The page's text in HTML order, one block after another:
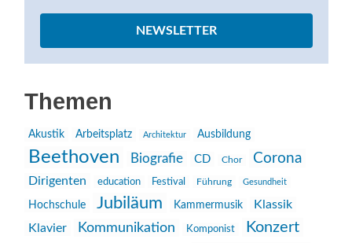
NEWSLETTER
Themen
Akustik Arbeitsplatz Architektur Ausbildung
Beethoven Biografie CD Chor Corona
Dirigenten education Festival Führung Gesundheit
Hochschule Jubiläum Kammermusik
Klassik
Klavier
Kommunikation Komponist Konzert